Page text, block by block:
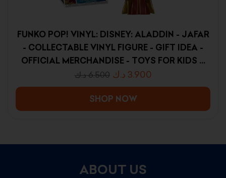
FUNKO POP! VINYL: DISNEY: ALADDIN - JAFAR
- COLLECTABLE VINYL FIGURE - GIFT IDEA -
OFFICIAL MERCHANDISE - TOYS FOR KIDS &
ADULTS - MOVIES FANS - MODEL FIGURE FOR
COLLECTORS AND DISPLAY
6.500 د.ك 3.900 د.ك
SHOP NOW
ABOUT US